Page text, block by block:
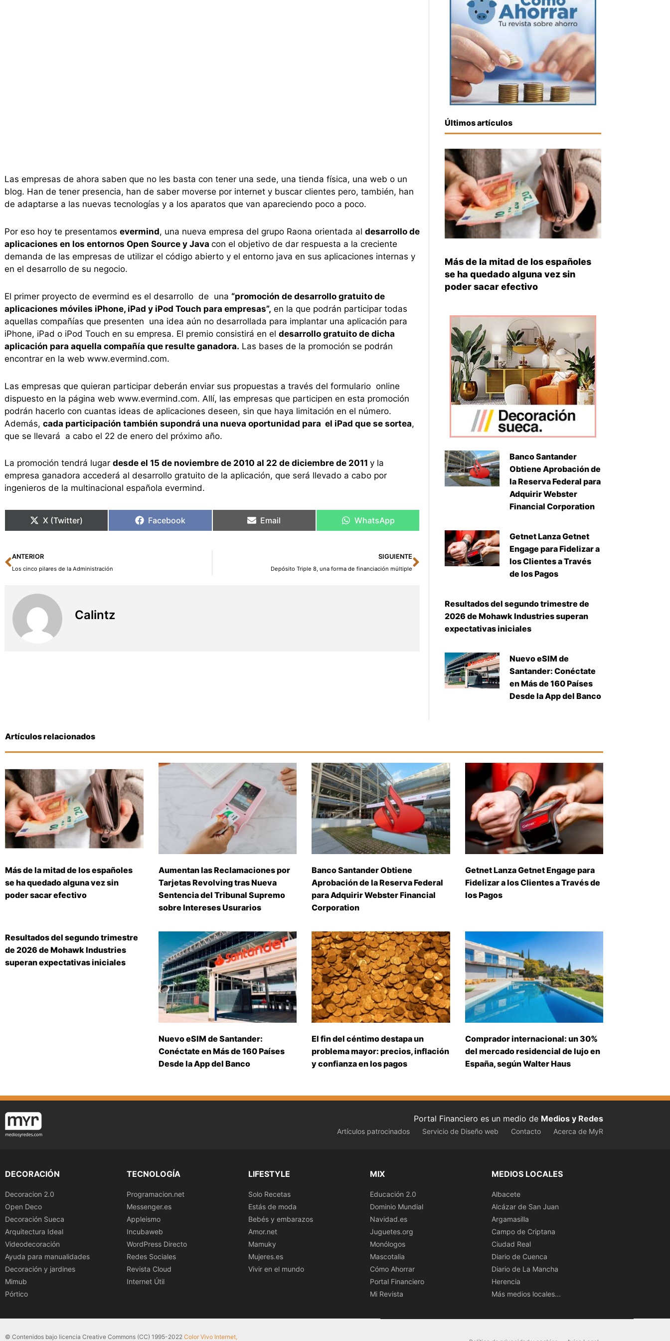
Las empresas de ahora saben que no les basta con tener una sede, una tienda física, una web o un
blog. Han de tener presencia, han de saber moverse por internet y buscar clientes pero, también, han
de adaptarse a las nuevas tecnologías y a los aparatos que van apareciendo poco a poco.
Por eso hoy te presentamos evermind, una nueva empresa del grupo Raona orientada al desarrollo de
aplicaciones en los entornos Open Source y Java con el objetivo de dar respuesta a la creciente
demanda de las empresas de utilizar el código abierto y el entorno java en sus aplicaciones internas y
en el desarrollo de su negocio.
El primer proyecto de evermind es el desarrollo de una “promoción de desarrollo gratuito de
aplicaciones móviles iPhone, iPad y iPod Touch para empresas”, en la que podrán participar todas
aquellas compañías que presenten una idea aún no desarrollada para implantar una aplicación para
iPhone, iPad o iPod Touch en su empresa. El premio consistirá en el desarrollo gratuito de dicha
aplicación para aquella compañía que resulte ganadora. Las bases de la promoción se podrán
encontrar en la web www.evermind.com.
Las empresas que quieran participar deberán enviar sus propuestas a través del formulario online
dispuesto en la página web www.evermind.com. Allí, las empresas que participen en esta promoción
podrán hacerlo con cuantas ideas de aplicaciones deseen, sin que haya limitación en el número.
Además, cada participación también supondrá una nueva oportunidad para el iPad que se sortea,
que se llevará a cabo el 22 de enero del próximo año.
La promoción tendrá lugar desde el 15 de noviembre de 2010 al 22 de diciembre de 2011 y la
empresa ganadora accederá al desarrollo gratuito de la aplicación, que será llevado a cabo por
ingenieros de la multinacional española evermind.
X (Twitter) Facebook Email WhatsApp
Ant
ANTERIOR
Los cinco pilares de la Administración
SIGUIENTE
Depósito Triple 8, una forma de financiación múltiple
Siguiente
Calintz
Últimos artículos
Más de la mitad de los españoles
se ha quedado alguna vez sin
poder sacar efectivo
Banco Santander
Obtiene Aprobación de
la Reserva Federal para
Adquirir Webster
Financial Corporation
Getnet Lanza Getnet
Engage para Fidelizar a
los Clientes a Través
de los Pagos
Resultados del segundo trimestre de
2026 de Mohawk Industries superan
expectativas iniciales
Nuevo eSIM de
Santander: Conéctate
en Más de 160 Países
Desde la App del Banco
Artículos relacionados
Más de la mitad de los españoles
se ha quedado alguna vez sin
poder sacar efectivo
Aumentan las Reclamaciones por
Tarjetas Revolving tras Nueva
Sentencia del Tribunal Supremo
sobre Intereses Usurarios
Banco Santander Obtiene
Aprobación de la Reserva Federal
para Adquirir Webster Financial
Corporation
Getnet Lanza Getnet Engage para
Fidelizar a los Clientes a Través de
los Pagos
Resultados del segundo trimestre
de 2026 de Mohawk Industries
superan expectativas iniciales
Nuevo eSIM de Santander:
Conéctate en Más de 160 Países
Desde la App del Banco
El fin del céntimo destapa un
problema mayor: precios, inflación
y confianza en los pagos
Comprador internacional: un 30%
del mercado residencial de lujo en
España, según Walter Haus
Portal Financiero es un medio de Medios y Redes
Artículos patrocinados Servicio de Diseño web Contacto Acerca de MyR
DECORACIÓN
Decoracion 2.0
Open Deco
Decoración Sueca
Arquitectura Ideal
Videodecoración
Ayuda para manualidades
Decoración y jardines
Mimub
Pórtico
TECNOLOGÍA
Programacion.net
Messenger.es
Appleismo
Incubaweb
WordPress Directo
Redes Sociales
Revista Cloud
Internet Útil
LIFESTYLE
Solo Recetas
Estás de moda
Bebés y embarazos
Amor.net
Mamuky
Mujeres.es
Vivir en el mundo
MIX
Educación 2.0
Dominio Mundial
Navidad.es
Juguetes.org
Monólogos
Mascotalia
Cómo Ahorrar
Portal Financiero
Mi Revista
MEDIOS LOCALES
Albacete
Alcázar de San Juan
Argamasilla
Campo de Criptana
Ciudad Real
Diario de Cuenca
Diario de La Mancha
Herencia
Más medios locales...
© Contenidos bajo licencia Creative Commons (CC) 1995-2022 Color Vivo Internet,